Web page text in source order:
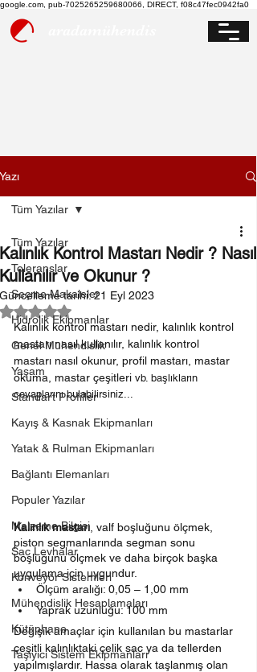
google.com, pub-7025265259680066, DIRECT, f08c47fec0942fa0
Yazı
Tüm Yazılar
Toleranslar
Seçme Makaleler
Hidrolik Ekipmanlar
Genel Mühendislik
Yaşam
Standart Profiller
Kayış & Kasnak Ekipmanları
Yatak & Rulman Ekipmanları
Bağlantı Elemanları
Populer Yazılar
Malzeme Bilgisi
Sac Levhalar
Konveyör Sistemleri
Mühendislik Hesaplamaları
Kütüphane
Taşıyıcı Sistem Ekipmanları
Tüm Yazılar
Kalınlık Kontrol Mastarı Nedir ? Nasıl
Kullanılır ve Okunur ?
Güncelleme tarihi:21 Eyl 2023
5 üzerinden NaN yıldız
Kalınlık kontrol mastarı nedir, kalınlık kontrol
mastarı nasıl kullanılır, kalınlık kontrol
mastarı nasıl okunur, profil mastarı, mastar
okuma, mastar çeşitleri vb. başlıkların
cevaplarını bulabilirsiniz...
Kalınlık mastarı , valf boşluğunu ölçmek,
piston segmanlarında segman sonu
boşluğunu ölçmek ve daha birçok başka
uygulama için uygundur.
Ölçüm aralığı: 0,05 – 1,00 mm
Yaprak uzunluğu: 100 mm
Değişik amaçlar için kullanılan bu mastarlar
çeşitli kalınlıktaki çelik sac ya da tellerden
yapılmışlardır. Hassa olarak taşlanmış olan